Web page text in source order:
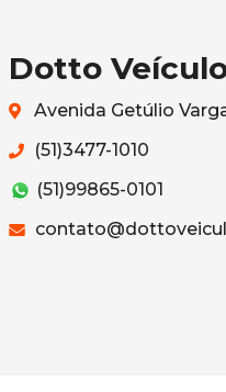
Dotto
Avenida Getúlio
(51)3477-1010
(51)99865-0101